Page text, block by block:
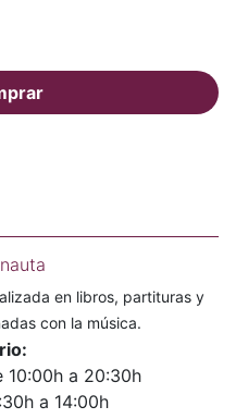
en libros, partituras y
con la música.
10:00h a 20:30h
a 14:00h